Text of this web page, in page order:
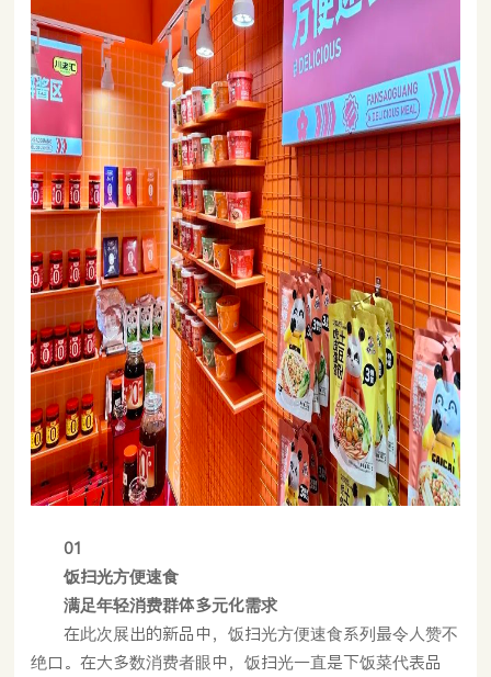
01
饭扫光方便速食
满足年轻消费群体多元化需求
在此次展出的新品中，饭扫光方便速食系列最令人赞不
绝口。在大多数消费者眼中，饭扫光一直是下饭菜代表品